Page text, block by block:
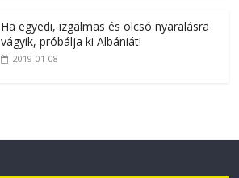
Ha egyedi, izgalmas és olcsó nyaralásra
vágyik, próbálja ki Albániát!
2019-01-08